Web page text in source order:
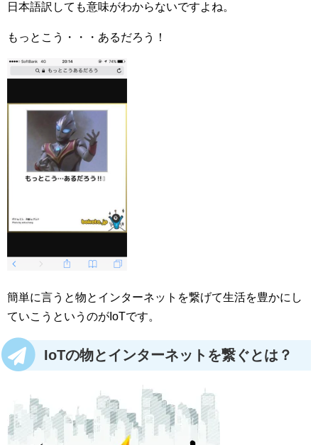
日本語訳しても意味がわからないですよね。
もっとこう・・・あるだろう！
簡単に言うと物とインターネットを繋げて生活を豊かにし
ていこうというのがIoTです。
IoTの物とインターネットを繋ぐとは？